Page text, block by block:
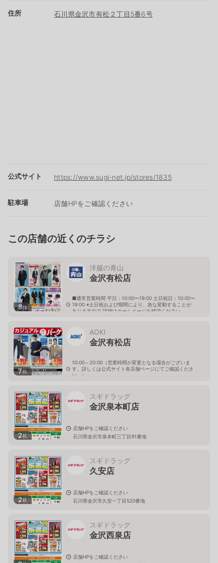
住所 石川県金沢市有松２丁目5番6号
公式サイト https://www.sugi-net.jp/stores/1835
駐車場 店舗HPをご確認ください
この店舗の近くのチラシ
8枚
洋服の青山
金沢有松店
■通常営業時間 平日：10:00〜19:00 土日祝日：10:00〜
19:00 ※土日祝および期間により、急な変動することが
ありますので 詳細はホームページを確認ください
7枚
AOKI
金沢有松店
10:00～20:00（営業時間が変更となる場合がございま
す。詳しくは公式サイト各店舗ページにてご確認くださ
い。）
2枚
スギドラッグ
金沢泉本町店
店舗HPをご確認ください
石川県金沢市泉本町三丁目91番地
2枚
スギドラッグ
久安店
店舗HPをご確認ください
石川県金沢市久安一丁目520番地
スギドラッグ
金沢西泉店
店舗HPをご確認ください